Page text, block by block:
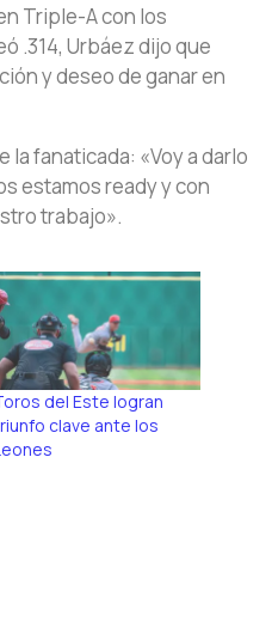
Triple-A con los
.314, Urbáez dijo que
y deseo de ganar en
la fanaticada: «Voy a darlo
estamos ready y con
trabajo».
del Este logran
clave ante los